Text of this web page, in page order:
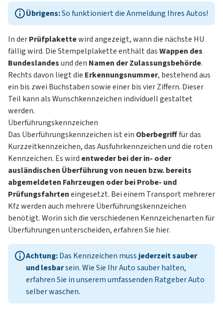
Übrigens:So funktioniert dieAnmeldung Ihres Autos!
In derPrüfplakettewird angezeigt, wann die nächste HU
fällig wird. Die Stempelplakette enthält dasWappen des
Bundeslandesund den Namen der Zulassungsbehörde.
Rechts davon liegt die Erkennungsnummer, bestehend aus
ein bis zwei Buchstaben sowie einer bis vier Ziffern. Dieser
Teil kann als Wunschkennzeichen individuell gestaltet
werden.
Überführungskennzeichen
Das Überführungskennzeichen ist ein Oberbegrifffür das
Kurzzeitkennzeichen, das Ausfuhrkennzeichen und die roten
Kennzeichen. Es wird entweder bei der in- oder
ausländischen Überführung von neuen bzw. bereits
abgemeldeten Fahrzeugen oder bei Probe- und
Prüfungsfahrteneingesetzt. Bei einem Transport mehrerer
Kfz werden auch mehrere Überführungskennzeichen
benötigt. Worin sich die verschiedenen Kennzeichenarten für
Überführungen unterscheiden, erfahren Sie hier.
Achtung:Das Kennzeichen muss jederzeit sauber
und lesbarsein. Wie Sie Ihr Auto sauber halten,
erfahren Sie in unserem umfassenden RatgeberAuto
selber waschen.